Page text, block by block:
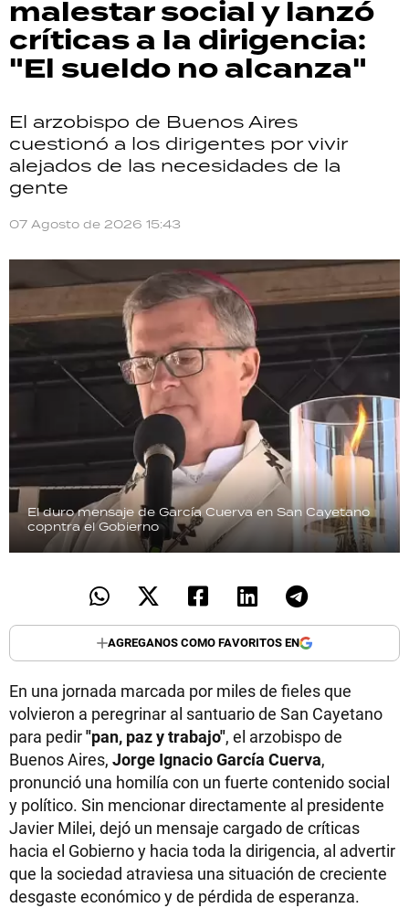
malestar social y lanzó
críticas a la dirigencia:
"El sueldo no alcanza"
El arzobispo de Buenos Aires
cuestionó a los dirigentes por vivir
alejados de las necesidades de la
gente
07 Agosto de 2026 15:43
El duro mensaje de García Cuerva en San Cayetano
copntra el Gobierno
AGREGANOS COMO FAVORITOS EN
En una jornada marcada por miles de fieles que
volvieron a peregrinar al santuario de San Cayetano
para pedir"pan, paz y trabajo", el arzobispo de
Buenos Aires, Jorge Ignacio García Cuerva,
pronunció una homilía con un fuerte contenido social
y político. Sin mencionar directamente al presidente
Javier Milei, dejó un mensaje cargado de críticas
hacia el Gobierno y hacia toda la dirigencia, al advertir
que la sociedad atraviesa una situación de creciente
desgaste económico y de pérdida de esperanza.